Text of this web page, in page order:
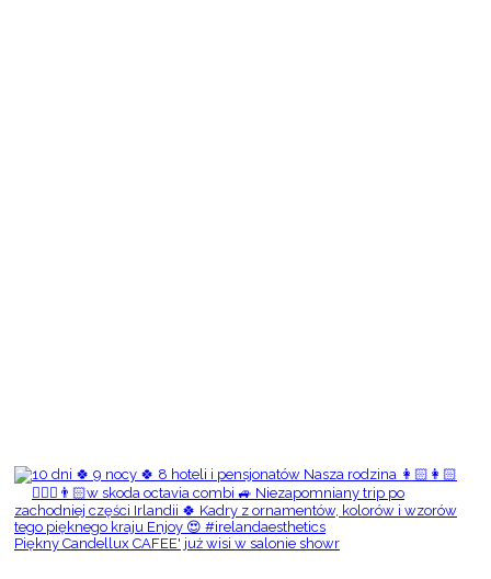
Piękny Candellux CAFEE' już wisi w salonie showr